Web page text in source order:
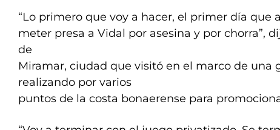
“Lo primero que voy a hacer, el primer día que
meter presa a Vidal por asesina y por chorra”,
de
Miramar, ciudad que visitó en el marco de una
realizando por varios
puntos de la costa bonaerense para